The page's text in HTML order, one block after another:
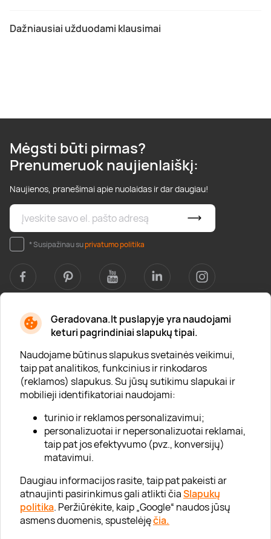
Geradovana.lt puslapyje yra naudojami
keturi pagrindiniai slapukų tipai.
Naudojame būtinus slapukus svetainės veikimui,
taip pat analitikos, funkcinius ir rinkodaros
(reklamos) slapukus. Su jūsų sutikimu slapukai ir
mobilieji identifikatoriai naudojami:
turinio ir reklamos personalizavimui;
personalizuotai ir nepersonalizuotai reklamai,
taip pat jos efektyvumo (pvz., konversijų)
matavimui.
Daugiau informacijos rasite, taip pat pakeisti ar
atnaujinti pasirinkimus gali atlikti čiaSlapukų
politika. Peržiūrėkite, kaip „Google“ naudos jūsų
asmens duomenis, spustelėjęčia.
Dažniausiai užduodami klausimai
Mėgsti būti pirmas?
Prenumeruok naujienlaiškį:
Naujienos, pranešimai apie nuolaidas ir dar daugiau!
* Susipažinau suprivatumo politika
Apie mus
Apie „Gera Dovana“
Lojalumo klubas
Karjera
Visi partneriai
Kontaktai
Tinklaraštis
Informacija